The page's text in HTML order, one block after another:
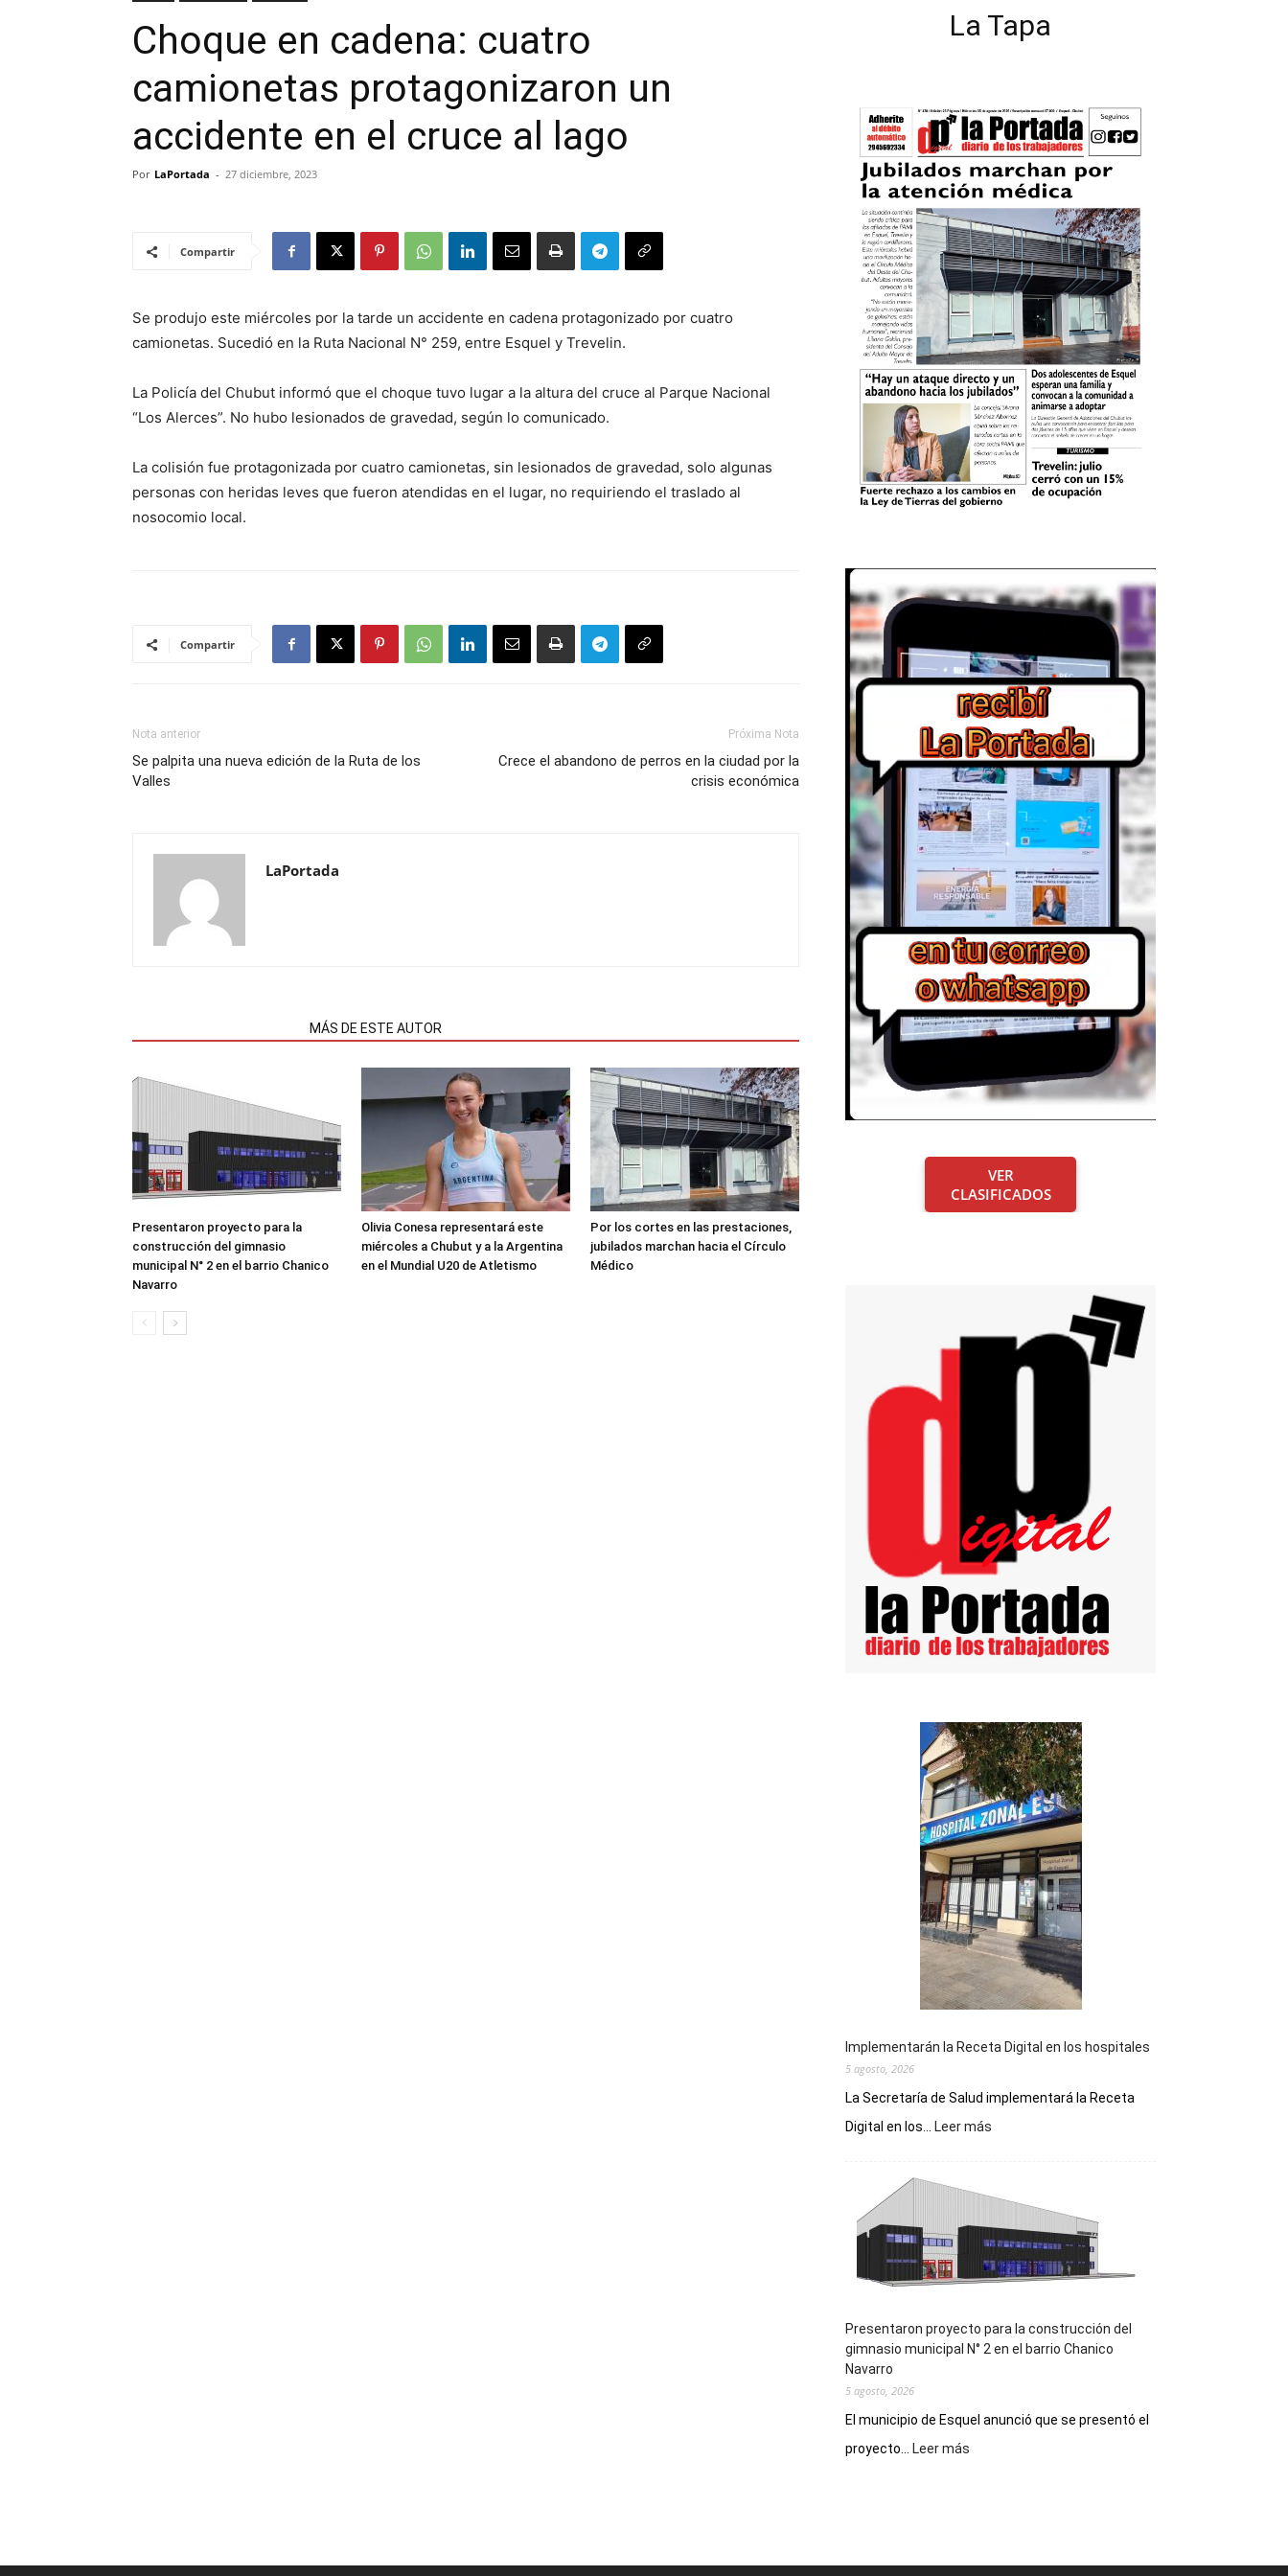
Choque en cadena: cuatro
camionetas protagonizaron un
accidente en el cruce al lago
Por LaPortada - 27 diciembre, 2023
Compartir
Se produjo este miércoles por la tarde un accidente en cadena protagonizado por cuatro
camionetas. Sucedió en la Ruta Nacional N° 259, entre Esquel y Trevelin.
La Policía del Chubut informó que el choque tuvo lugar a la altura del cruce al Parque Nacional
“Los Alerces”. No hubo lesionados de gravedad, según lo comunicado.
La colisión fue protagonizada por cuatro camionetas, sin lesionados de gravedad, solo algunas
personas con heridas leves que fueron atendidas en el lugar, no requiriendo el traslado al
nosocomio local.
Compartir
Nota anterior
Se palpita una nueva edición de la Ruta de los
Valles
Próxima Nota
Crece el abandono de perros en la ciudad por la
crisis económica
LaPortada
MÁS DE ESTE AUTOR
Presentaron proyecto para la
construcción del gimnasio
municipal N° 2 en el barrio Chanico
Navarro
Olivia Conesa representará este
miércoles a Chubut y a la Argentina
en el Mundial U20 de Atletismo
Por los cortes en las prestaciones,
jubilados marchan hacia el Círculo
Médico
La Tapa
VER
CLASIFICADOS
Implementarán la Receta Digital en los hospitales
5 agosto, 2026
La Secretaría de Salud implementará la Receta
Digital en los...
Leer más
Digital
en
los
hospitales
Presentaron proyecto para la construcción del
gimnasio municipal N° 2 en el barrio Chanico
Navarro
5 agosto, 2026
El municipio de Esquel anunció que se presentó el
proyecto...
Leer más
del